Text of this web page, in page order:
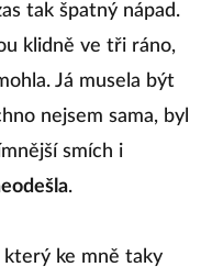
tak špatný nápad.
klidně ve tři ráno,
Já musela být
nejsem sama, byl
smích i
.
ke mně taky